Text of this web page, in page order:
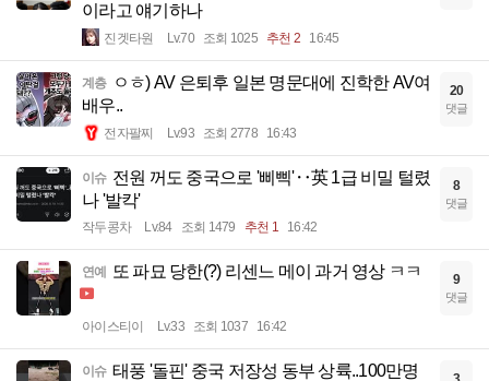
이라고 얘기하나
진겟타원 Lv.70 조회 1025 추천 2 16:45
계층
ㅇㅎ) AV 은퇴후 일본 명문대에 진학한 AV여
배우..
전자팔찌 Lv.93 조회 2778 16:43
20
댓글
이슈 전원 꺼도 중국으로 '삐삑'‥英 1급 비밀 털렸
나 '발칵'
작두콩차 Lv.84 조회 1479 추천 1 16:42
8
댓글
연예 또 파묘 당한(?) 리센느 메이 과거 영상 ㅋㅋ
아이스티이 Lv.33 조회 1037 16:42
9
댓글
이슈 태풍 '돌핀' 중국 저장성 동부 상륙..100만명